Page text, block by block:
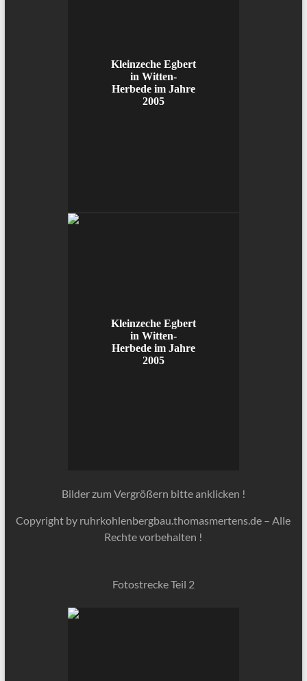
Kleinzeche Egbert
in Witten-
Herbede im Jahre
2005
Kleinzeche Egbert
in Witten-
Herbede im Jahre
2005
Bilder zum Vergrößern bitte anklicken !
Copyright by ruhrkohlenbergbau.thomasmertens.de – Alle
Rechte vorbehalten !
Fotostrecke Teil 2